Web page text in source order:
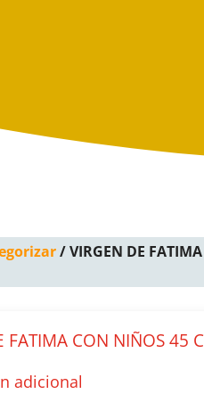
/ VIRGEN DE
FATIMA CON NIÑOS 45
adicional